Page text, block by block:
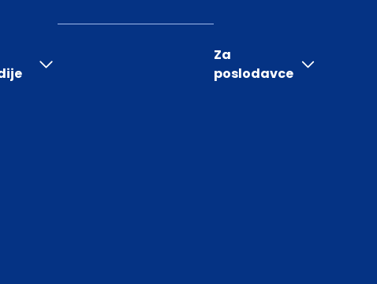
Za
poslodavce